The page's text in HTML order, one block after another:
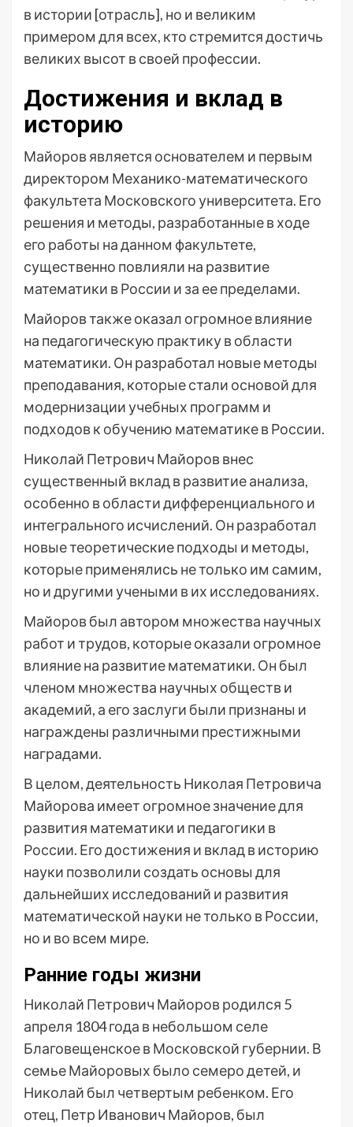
в истории [отрасль], но и великим
примером для всех, кто стремится достичь
великих высот в своей профессии.
Достижения и вклад в
историю
Майоров является основателем и первым
директором Механико-математического
факультета Московского университета. Его
решения и методы, разработанные в ходе
его работы на данном факультете,
существенно повлияли на развитие
математики в России и за ее пределами.
Майоров также оказал огромное влияние
на педагогическую практику в области
математики. Он разработал новые методы
преподавания, которые стали основой для
модернизации учебных программ и
подходов к обучению математике в России.
Николай Петрович Майоров внес
существенный вклад в развитие анализа,
особенно в области дифференциального и
интегрального исчислений. Он разработал
новые теоретические подходы и методы,
которые применялись не только им самим,
но и другими учеными в их исследованиях.
Майоров был автором множества научных
работ и трудов, которые оказали огромное
влияние на развитие математики. Он был
членом множества научных обществ и
академий, а его заслуги были признаны и
награждены различными престижными
наградами.
В целом, деятельность Николая Петровича
Майорова имеет огромное значение для
развития математики и педагогики в
России. Его достижения и вклад в историю
науки позволили создать основы для
дальнейших исследований и развития
математической науки не только в России,
но и во всем мире.
Ранние годы жизни
Николай Петрович Майоров родился 5
апреля 1804 года в небольшом селе
Благовещенское в Московской губернии. В
семье Майоровых было семеро детей, и
Николай был четвертым ребенком. Его
отец, Петр Иванович Майоров, был